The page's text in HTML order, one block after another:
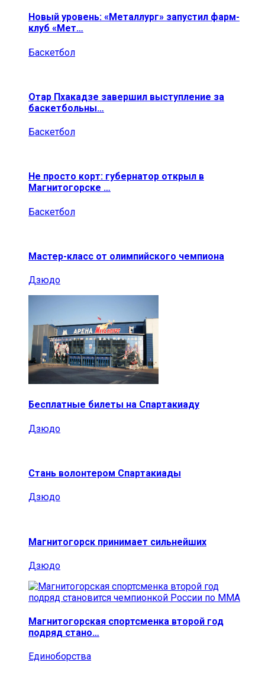
Новый уровень: «Металлург» запустил фарм-
клуб «Мет…
Баскетбол
Отар Пхакадзе завершил выступление за
баскетбольны…
Баскетбол
Не просто корт: губернатор открыл в
Магнитогорске …
Баскетбол
Мастер-класс от олимпийского чемпиона
Дзюдо
Бесплатные билеты на Спартакиаду
Дзюдо
Стань волонтером Спартакиады
Дзюдо
Магнитогорск принимает сильнейших
Дзюдо
Магнитогорская спортсменка второй год
подряд стано…
Единоборства